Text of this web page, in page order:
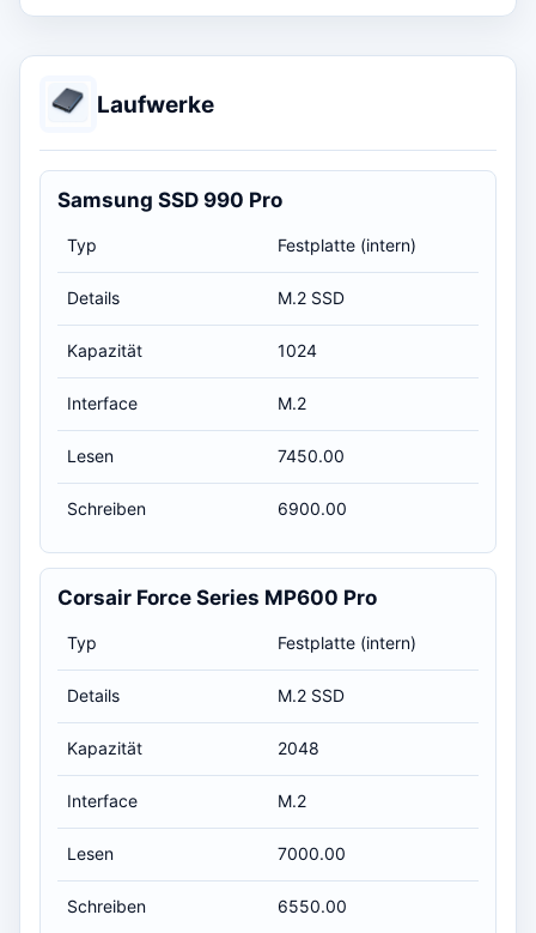
Laufwerke
Samsung SSD 990 Pro
Typ Festplatte (intern)
Details M.2 SSD
Kapazität 1024
Interface M.2
Lesen 7450.00
Schreiben 6900.00
Corsair Force Series MP600 Pro
Typ Festplatte (intern)
Details M.2 SSD
Kapazität 2048
Interface M.2
Lesen 7000.00
Schreiben 6550.00